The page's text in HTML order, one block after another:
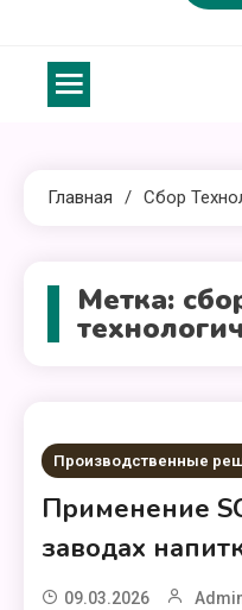
Главная Сбор
Метка:
Производственные
Применение
заводах
09.03.2026